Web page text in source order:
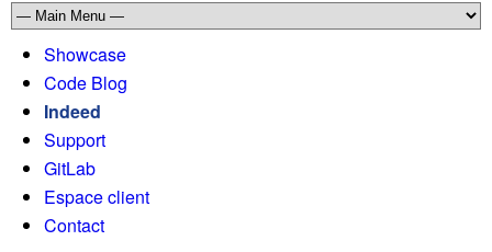
Showcase
Code Blog
Indeed
Support
GitLab
Espace client
Contact